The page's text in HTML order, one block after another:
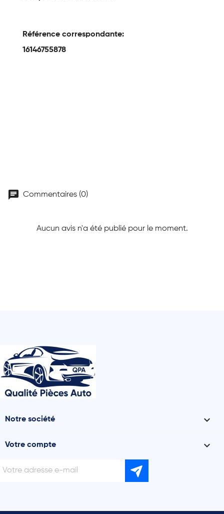
Référence correspondante:
16146755878
chat Commentaires (0)
Aucun avis n'a été publié pour le moment.
Notre société 
Votre compte 